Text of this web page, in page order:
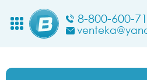
8-800-600-